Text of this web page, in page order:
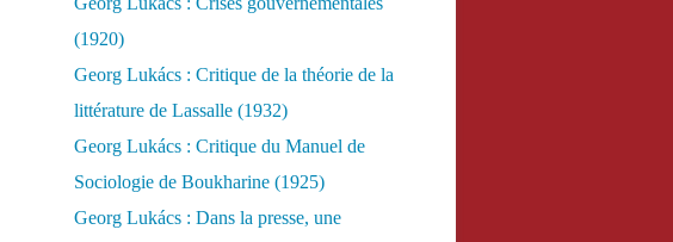
(1920)
Georg Lukács : Critique de la théorie de la
littérature de Lassalle (1932)
Georg Lukács : Critique du Manuel de
Sociologie de Boukharine (1925)
Georg Lukács : Dans la presse, une